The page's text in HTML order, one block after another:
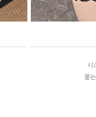
시
붙